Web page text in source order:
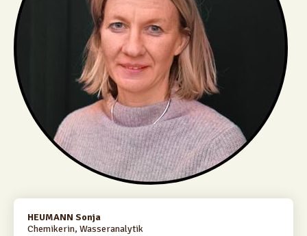
HEUMANN Sonja
Chemikerin, Wasseranalytik